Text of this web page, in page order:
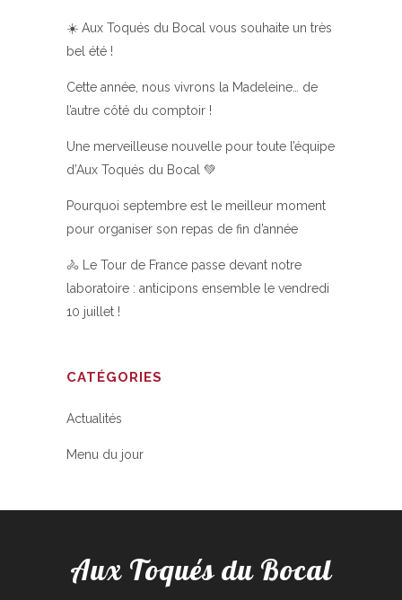
☀️ Aux Toqués du Bocal vous souhaite un très
bel été !
Cette année, nous vivrons la Madeleine… de
l’autre côté du comptoir !
Une merveilleuse nouvelle pour toute l’équipe
d’Aux Toqués du Bocal 💚
Pourquoi septembre est le meilleur moment
pour organiser son repas de fin d’année
🚴 Le Tour de France passe devant notre
laboratoire : anticipons ensemble le vendredi
10 juillet !
CATÉGORIES
Actualités
Menu du jour
Aux Toqués du Bocal